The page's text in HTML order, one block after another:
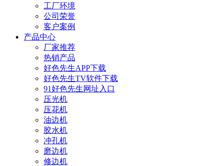
工厂环境
公司荣誉
客户案例
产品中心
厂家推荐
热销产品
好色先生APP下载
好色先生TV软件下载
91好色先生网址入口
压光机
压花机
油边机
胶水机
冲孔机
磨边机
修边机